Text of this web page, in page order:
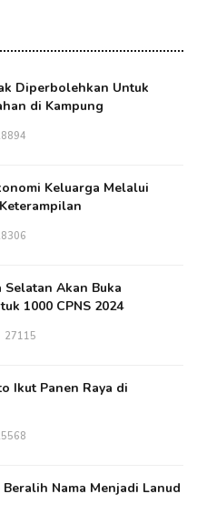
Diperbolehkan Untuk
di Kampung
Keluarga Melalui
Selatan Akan Buka
1000 CPNS 2024
27115
Ikut Panen Raya di
Nama Menjadi Lanud